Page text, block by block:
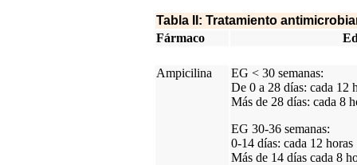
Tabla II: Tratamiento
Fármaco
Ampicilina
EG < 30 semanas:
De 0 a 28 días: cada 12
Más de 28 días: cada 8
EG 30-36 semanas:
0-14 días: cada 12 horas
Más de 14 días cada 8